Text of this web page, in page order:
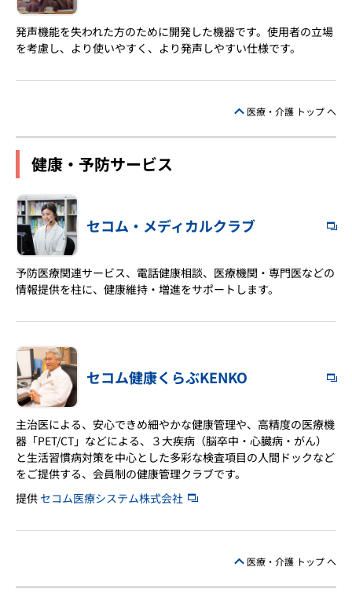
発声機能を失われた方のために開発した機器です。使用者の立場
を考慮し、より使いやすく、より発声しやすい仕様です。
医療・介護 トップ へ
健康・予防サービス
セコム・メディカルクラブ
予防医療関連サービス、電話健康相談、医療機関・専門医などの
情報提供を柱に、健康維持・増進をサポートします。
セコム健康くらぶKENKO
主治医による、安心できめ細やかな健康管理や、高精度の医療機
器「PET/CT」などによる、３大疾病（脳卒中・心臓病・がん）
と生活習慣病対策を中心とした多彩な検査項目の人間ドックなど
をご提供する、会員制の健康管理クラブです。
提供 セコム医療システム株式会社
医療・介護 トップ へ